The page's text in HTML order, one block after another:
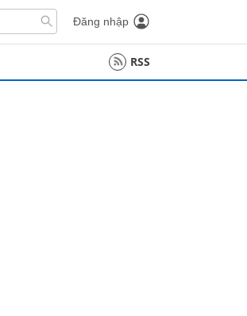
Đăng nhập
RSS